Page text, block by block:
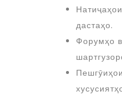
дастаҳо.
Форумҳо